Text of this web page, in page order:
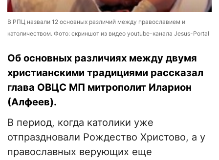
В РПЦ назвали 12 основных различий между православием и
католичеством. Фото: скриншот из видео youtube-канала Jesus-Portal
Об основных различиях между двумя
христианскими традициями рассказал
глава ОВЦС МП митрополит Иларион
(Алфеев).
В период, когда католики уже
отпраздновали Рождество Христово, а у
православных верующих еще